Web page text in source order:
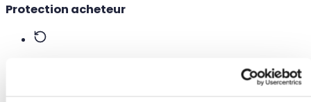
Protection acheteur
Remboursement si l'article est défectueux ou non